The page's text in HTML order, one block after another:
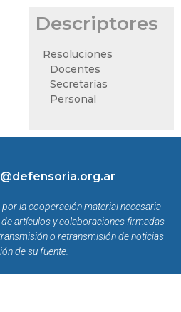
Descriptores
Resoluciones
Docentes
Secretarías
Personal
la cooperación material necesaria
artículos y colaboraciones firmadas
o retransmisión de noticias
de su fuente.